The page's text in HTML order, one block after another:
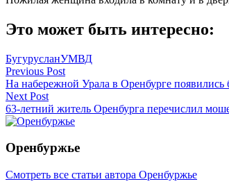
Это может быть интересно:
БугурусланУМВД
Навигация
по
записям
Previous Post
На набережной Урала в Оренбурге появились
Next Post
63-летний житель Оренбурга перечислил
Оренбуржье
Смотреть все статьи автора Оренбуржье